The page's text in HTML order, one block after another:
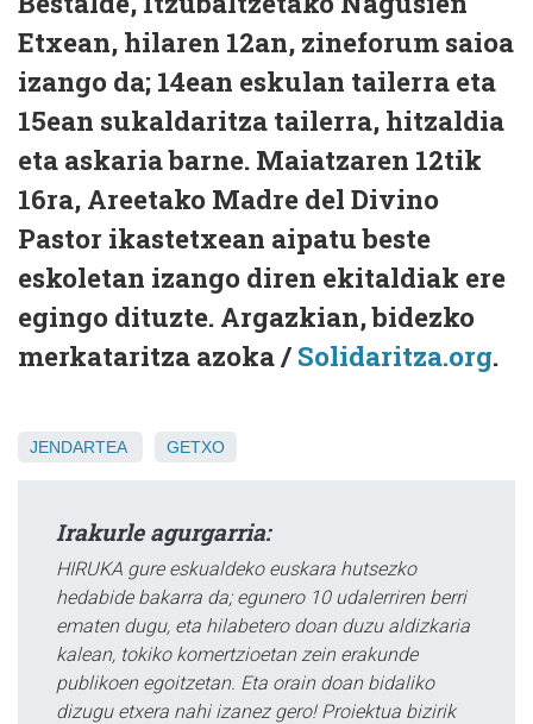
Etxean, hilaren 12an, zineforum saioa
izango da; 14ean eskulan tailerra eta
15ean sukaldaritza tailerra, hitzaldia
eta askaria barne. Maiatzaren 12tik
16ra, Areetako Madre del Divino
Pastor ikastetxean aipatu beste
eskoletan izango diren ekitaldiak ere
egingo dituzte. Argazkian, bidezko
merkataritza azoka / Solidaritza.org.
JENDARTEA GETXO
Irakurle agurgarria:
HIRUKA gure eskualdeko euskara hutsezko
hedabide bakarra da; egunero 10 udalerriren berri
ematen dugu, eta hilabetero doan duzu aldizkaria
kalean, tokiko komertzioetan zein erakunde
publikoen egoitzetan. Eta orain doan bidaliko
dizugu etxera nahi izanez gero! Proiektua bizirik